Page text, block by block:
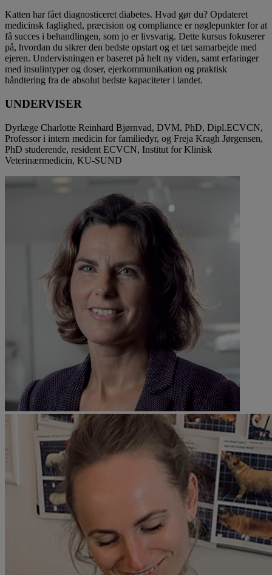
Katten har fået diagnosticeret diabetes. Hvad gør du? Opdateret
medicinsk faglighed, præcision og compliance er nøglepunkter for at
få succes i behandlingen, som jo er livsvarig. Dette kursus fokuserer
på, hvordan du sikrer den bedste opstart og et tæt samarbejde med
ejeren. Undervisningen er baseret på helt ny viden, samt erfaringer
med insulintyper og doser, ejerkommunikation og praktisk
håndtering fra de absolut bedste kapaciteter i landet.
UNDERVISER
Dyrlæge Charlotte Reinhard Bjørnvad, DVM, PhD, Dipl.ECVCN,
Professor i intern medicin for familiedyr, og Freja Kragh Jørgensen,
PhD studerende, resident ECVCN, Institut for Klinisk
Veterinærmedicin, KU-SUND